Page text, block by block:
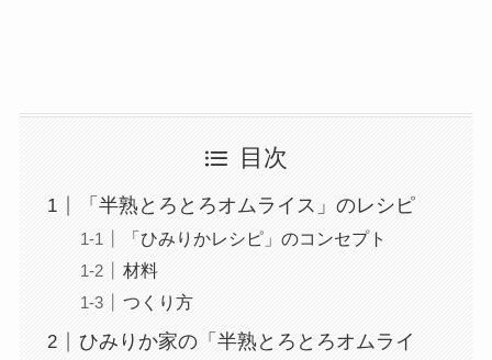
目次
「半熟とろとろオムライス」のレシピ
「ひみりかレシピ」のコンセプト
材料
つくり方
ひみりか家の「半熟とろとろオムライ